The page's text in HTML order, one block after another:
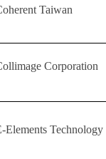
Taiwan
Corporation
Elements Technology